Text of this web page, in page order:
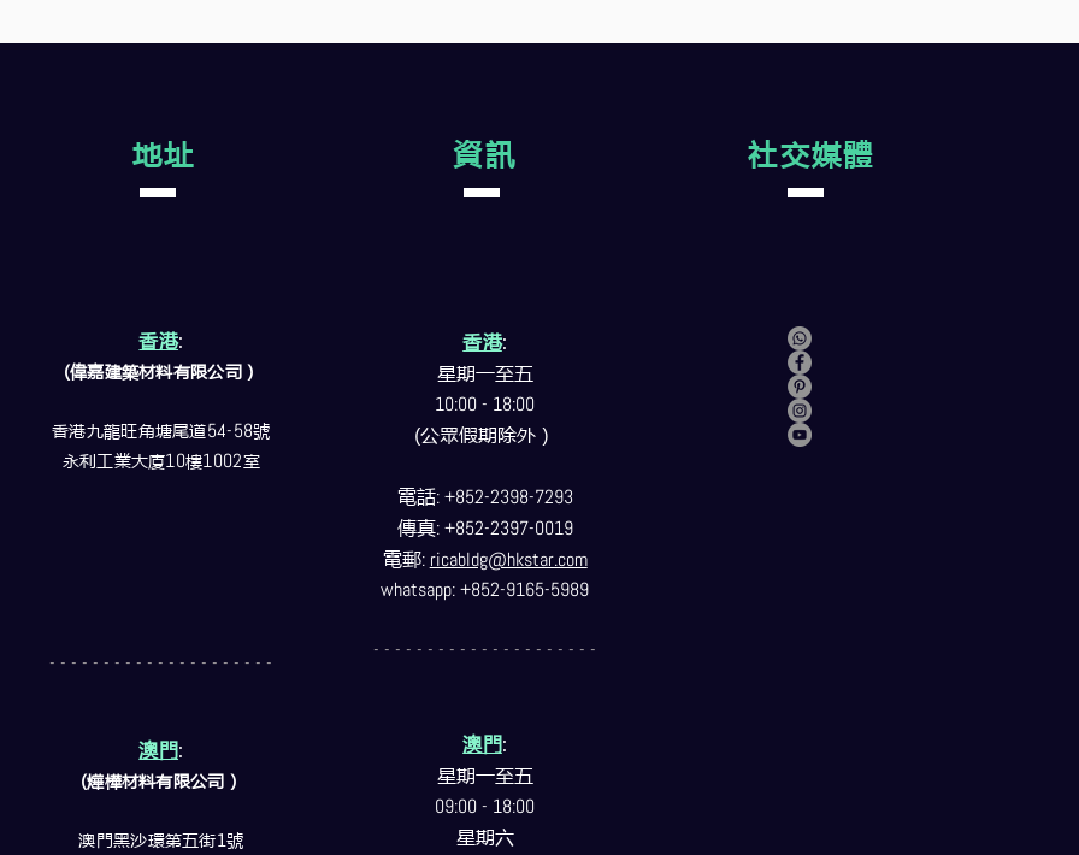
地址
香港:
(偉嘉建築材料有限公司）
香港九龍旺角塘尾道54-58號
永利工業大廈10樓1002室
- - - - - - - - - - - - - - - - - - - - -
澳門:
(燁樺材料有限公司）
澳門黑沙環第五街1號
資訊
香港:
星期一至五
10:00 - 18:00
(公眾假期除外）
電話: +852-2398-7293
傳真: +852-2397-0019
電郵: ricabldg@hkstar.com
whatsapp: +852-9165-5989
- - - - - - - - - - - - - - - - - - - - -
澳門:
星期一至五
09:00 - 18:00
星期六
社交媒體